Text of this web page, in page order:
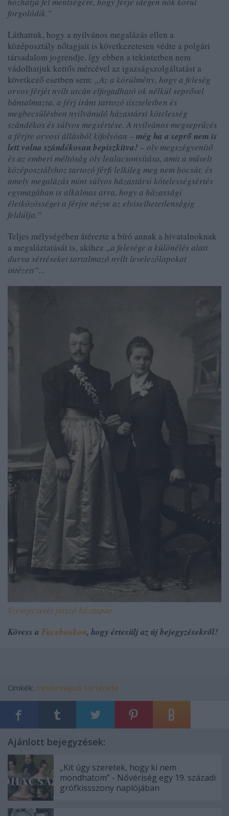
forgolódik.”
Láthattuk, hogy a nyilvános megalázás ellen a
középosztály nőtagjait is következetesen védte a polgári
társadalom jogrendje, így ebben a tekintetben nem
vádolhatjuk kettős mércével az igazságszolgáltatást a
következő esetben sem: „Az a körülmény, hogy a feleség
orvos férjét nyílt utcán elfogadható ok nélkül seprővel
bántalmazta, a férj iránt tartozó tiszteletben és
megbecsülésben nyilvánuló házastársi kötelesség
szándékos és súlyos megsértése. A nyilvános megseprűzés
a férjre orvosi állásból kifolyóan – még ha a seprő nem is
lett volna szándékosan bepiszkítva! – oly megszégyenítő
és az emberi méltóság oly lealacsonyítása, amit a művelt
középosztályhoz tartozó férfi lelkileg meg nem bocsát, és
amely megalázás mint súlyos házastársi kötelességsértés
egymagában is alkalmas arra, hogy a házassági
életközösséget a férjre nézve az elviselhetetlenségig
feldúlja.”
Teljes mélységében átérezte a bíró annak a hivatalnoknak
a megaláztatását is, akihez „a felesége a különélés alatt
durva sértéseket tartalmazó nyílt levelezőlapokat
intézett”...
Szerepcserét játszó házaspár
Kövess a Facebookon, hogy értesülj az új bejegyzésekről!
Címkék: mindennapok története
Ajánlott bejegyzések:
„Kit úgy szeretek, hogy ki nem
mondhatom” - Nővériség egy 19. századi
grófkissszony naplójában